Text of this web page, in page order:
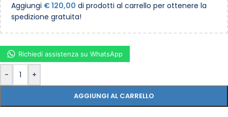
Aggiungi €120,00 di prodotti al carrello per ottenere la
spedizione gratuita!
- +
AGGIUNGI AL CARRELLO
Richiedi assistenza su WhatsApp